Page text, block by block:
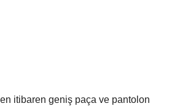
itibaren geniş paça ve pantolon